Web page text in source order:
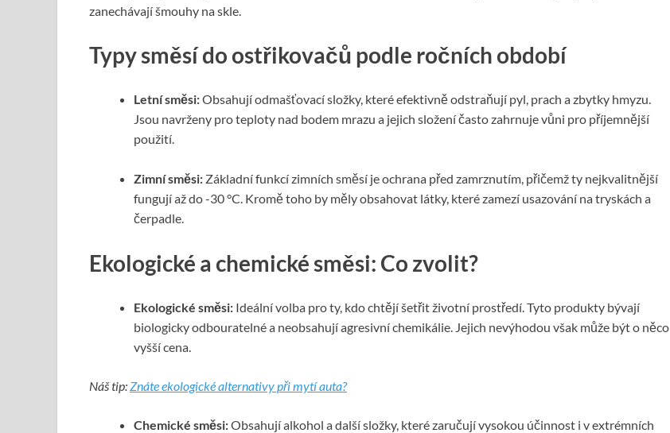
zanechávají šmouhy na skle.
Typy směsí do ostřikovačů podle ročních období
Letní směsi:Obsahují odmašťovací složky, které efektivně odstraňují pyl, prach a zbytky hmyzu.
Jsou navrženy pro teploty nad bodem mrazu a jejich složení často zahrnuje vůni pro příjemnější
použití.
Zimní směsi: Základní funkcí zimních směsí je ochrana před zamrznutím, přičemž ty nejkvalitnější
fungují až do -30 °C. Kromě toho by měly obsahovat látky, které zamezí usazování na tryskách a
čerpadle.
Ekologické a chemické směsi: Co zvolit?
Ekologické směsi: Ideální volba pro ty, kdo chtějí šetřit životní prostředí. Tyto produkty bývají
biologicky odbouratelné a neobsahují agresivní chemikálie. Jejich nevýhodou však může být o něco
vyšší cena.
Náš tip: Znáte ekologické alternativy při mytí auta?
Chemické směsi:Obsahují alkohol a další složky, které zaručují vysokou účinnost i v extrémních